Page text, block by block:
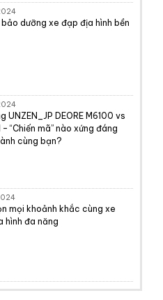
bảo dưỡng xe đạp địa hình bền
UNZEN_JP DEORE M6100 vs
– “Chiến mã” nào xứng đáng
cùng bạn?
mọi khoảnh khắc cùng xe
hình đa năng